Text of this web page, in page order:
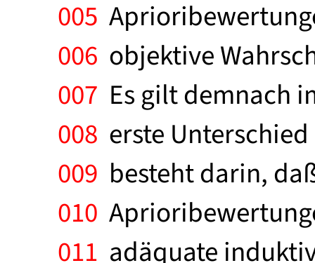
005
006 objektive
007 Es gilt demnach
008 erste
009 besteht darin,
010
011 adäquate